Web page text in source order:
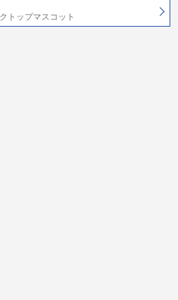
トップマスコット